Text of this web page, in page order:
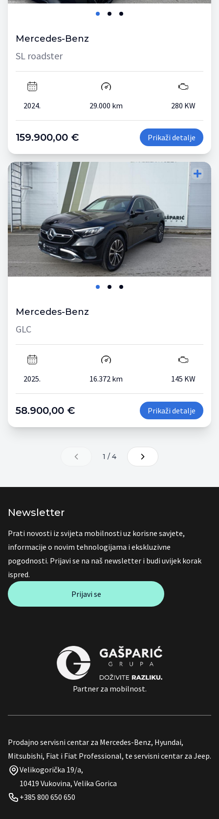
Mercedes-Benz
SL roadster
2024. 29.000 km 280 KW
159.900,00 € Prikaži detalje
Mercedes-Benz
GLC
2025. 16.372 km 145 KW
58.900,00 € Prikaži detalje
1 / 4
Newsletter
Prati novosti iz svijeta mobilnosti uz korisne savjete,
informacije o novim tehnologijama i ekskluzivne
pogodnosti. Prijavi se na naš newsletter i budi uvijek korak
ispred.
Prijavi se
Partner za mobilnost.
Prodajno servisni centar za Mercedes-Benz, Hyundai,
Mitsubishi, Fiat i Fiat Professional, te servisni centar za Jeep.
Velikogorička 19/a,
10419 Vukovina, Velika Gorica
+385 800 650 650